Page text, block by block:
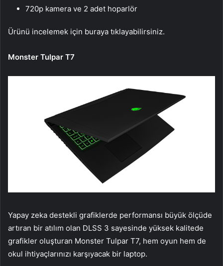
720p kamera ve 2 adet hoparlör
Ürünü incelemek için buraya tıklayabilirsiniz.
Monster Tulpar T7
Yapay zeka destekli grafiklerde performansı büyük ölçüde
artıran bir atılım olan DLSS 3 sayesinde yüksek kalitede
grafikler oluşturan Monster Tulpar T7, hem oyun hem de
okul ihtiyaçlarınızı karşıyacak bir laptop.